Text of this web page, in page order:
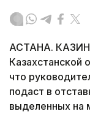
АСТАНА.
Казахстанской
что
подаст в
выделенных на